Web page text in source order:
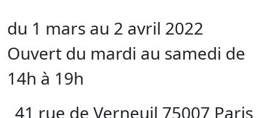
du 1 mars au 2 avril 2022
Ouvert du mardi au samedi de
14h à 19h
41 rue de Verneuil 75007 Paris